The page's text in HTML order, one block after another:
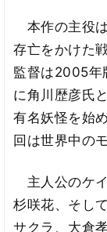
本作の主役
存亡をかけた
監督は2005年
に角川歴彦氏
有名妖怪を始
回は世界中の
主人公のケイ
杉咲花、そし
サクラ、大倉